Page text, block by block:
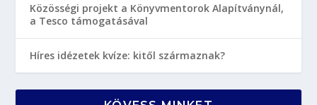
Közösségi projekt a Könyvmentorok Alapítványnál,
a Tesco támogatásával
Híres idézetek kvíze: kitől származnak?